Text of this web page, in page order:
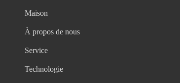
Maison
À propos de nous
Service
Technologie